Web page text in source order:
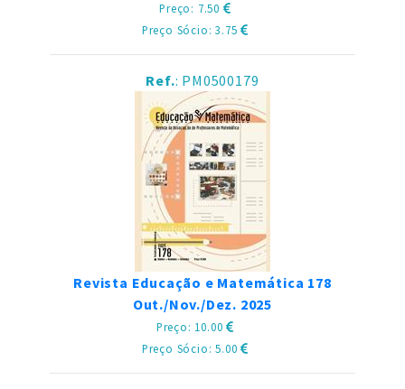
Preço: 7.50
Preço Sócio: 3.75
Ref.: PM0500179
Revista Educação e Matemática 178
Out./Nov./Dez. 2025
Preço: 10.00
Preço Sócio: 5.00